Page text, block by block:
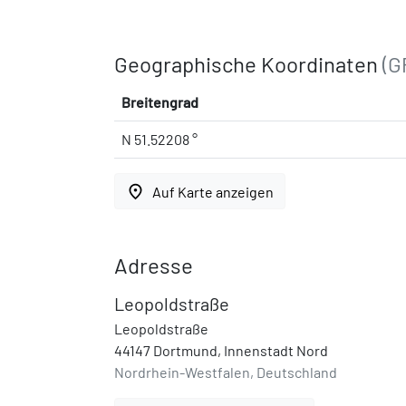
Geographische Koordinaten
Breitengrad
N 51.52208 °
place Auf Karte anzeigen
Adresse
Leopoldstraße
Leopoldstraße
44147 Dortmund, Innenstadt Nord
Nordrhein-Westfalen, Deutschland